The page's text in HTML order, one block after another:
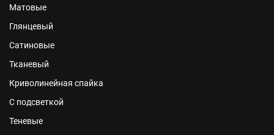
Матовые
Глянцевый
Сатиновые
Тканевый
Криволинейная спайка
С подсветкой
Теневые